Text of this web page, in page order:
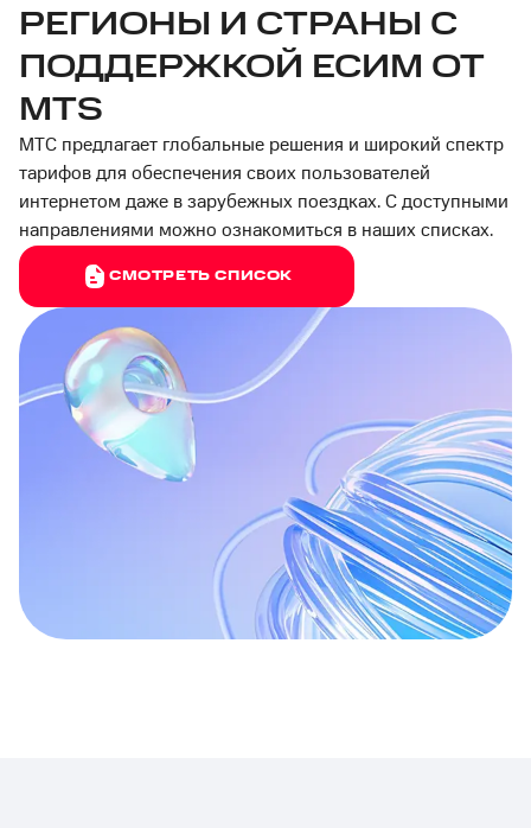
РЕГИОНЫ И СТРАНЫ С
ПОДДЕРЖКОЙ ЕСИМ ОТ
MTS
МТС предлагает глобальные решения и широкий спектр
тарифов для обеспечения своих пользователей
интернетом даже в зарубежных поездках. С доступными
направлениями можно ознакомиться в наших списках.
СМОТРЕТЬ СПИСОК